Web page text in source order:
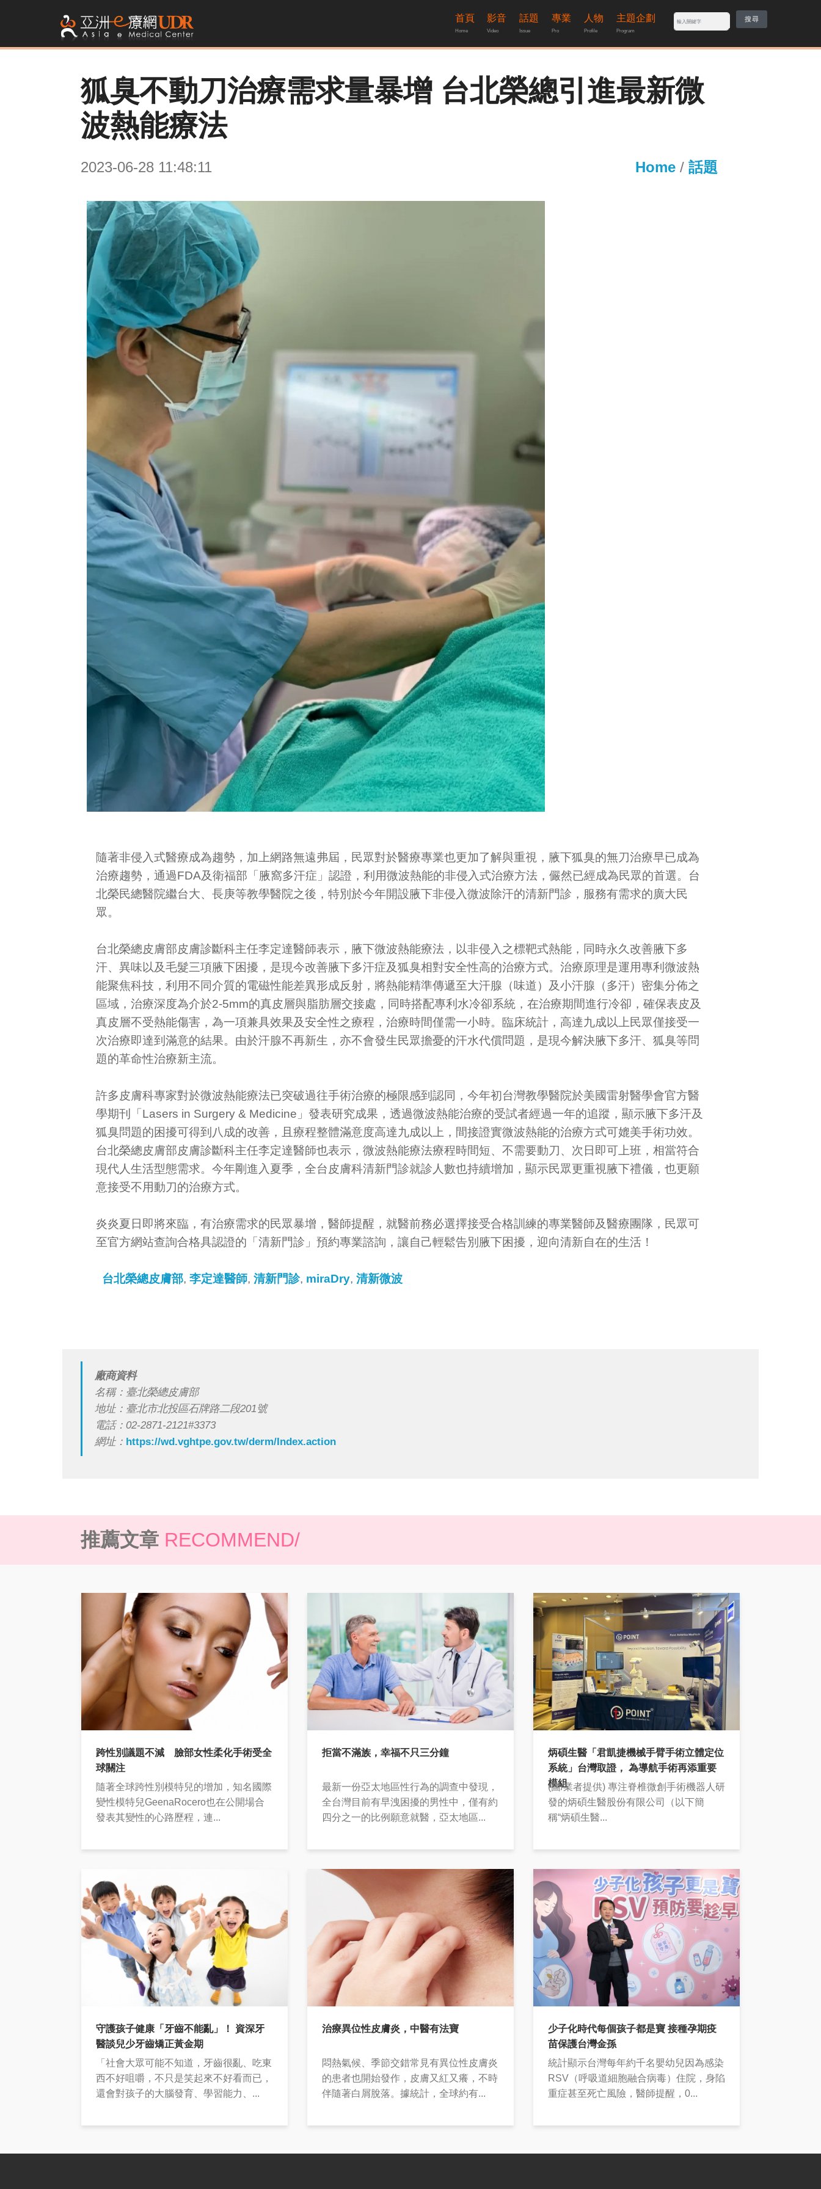
首頁
Home
影音
Video
話題
Issue
專業
Pro
人物
Profile
主題企劃
Program
搜尋
狐臭不動刀治療需求量暴增 台北榮總引進最新微
波熱能療法
2023-06-28 11:48:11 Home / 話題
隨著非侵入式醫療成為趨勢，加上網路無遠弗屆，民眾對於醫療專業也更加了解與重視，腋下狐臭的無刀治療早已成為
治療趨勢，通過FDA及衛福部「腋窩多汗症」認證，利用微波熱能的非侵入式治療方法，儼然已經成為民眾的首選。台
北榮民總醫院繼台大、長庚等教學醫院之後，特別於今年開設腋下非侵入微波除汗的清新門診，服務有需求的廣大民
眾。
台北榮總皮膚部皮膚診斷科主任李定達醫師表示，腋下微波熱能療法，以非侵入之標靶式熱能，同時永久改善腋下多
汗、異味以及毛髮三項腋下困擾，是現今改善腋下多汗症及狐臭相對安全性高的治療方式。治療原理是運用專利微波熱
能聚焦科技，利用不同介質的電磁性能差異形成反射，將熱能精準傳遞至大汗腺（味道）及小汗腺（多汗）密集分佈之
區域，治療深度為介於2-5mm的真皮層與脂肪層交接處，同時搭配專利水冷卻系統，在治療期間進行冷卻，確保表皮及
真皮層不受熱能傷害，為一項兼具效果及安全性之療程，治療時間僅需一小時。臨床統計，高達九成以上民眾僅接受一
次治療即達到滿意的結果。由於汗腺不再新生，亦不會發生民眾擔憂的汗水代償問題，是現今解決腋下多汗、狐臭等問
題的革命性治療新主流。
許多皮膚科專家對於微波熱能療法已突破過往手術治療的極限感到認同，今年初台灣教學醫院於美國雷射醫學會官方醫
學期刊「Lasers in Surgery & Medicine」發表研究成果，透過微波熱能治療的受試者經過一年的追蹤，顯示腋下多汗及
狐臭問題的困擾可得到八成的改善，且療程整體滿意度高達九成以上，間接證實微波熱能的治療方式可媲美手術功效。
台北榮總皮膚部皮膚診斷科主任李定達醫師也表示，微波熱能療法療程時間短、不需要動刀、次日即可上班，相當符合
現代人生活型態需求。今年剛進入夏季，全台皮膚科清新門診就診人數也持續增加，顯示民眾更重視腋下禮儀，也更願
意接受不用動刀的治療方式。
炎炎夏日即將來臨，有治療需求的民眾暴增，醫師提醒，就醫前務必選擇接受合格訓練的專業醫師及醫療團隊，民眾可
至官方網站查詢合格具認證的「清新門診」預約專業諮詢，讓自己輕鬆告別腋下困擾，迎向清新自在的生活！
台北榮總皮膚部, 李定達醫師, 清新門診, miraDry, 清新微波
廠商資料
名稱：臺北榮總皮膚部
地址：臺北市北投區石牌路二段201號
電話：02-2871-2121#3373
網址： https://wd.vghtpe.gov.tw/derm/Index.action
推薦文章 RECOMMEND/
跨性別議題不減 臉部女性柔化手術受全
球關注
隨著全球跨性別模特兒的增加，知名國際
變性模特兒GeenaRocero也在公開場合
發表其變性的心路歷程，連...
拒當不滿族，幸福不只三分鐘
最新一份亞太地區性行為的調查中發現，
全台灣目前有早洩困擾的男性中，僅有約
四分之一的比例願意就醫，亞太地區...
炳碩生醫「君凱捷機械手臂手術立體定位
系統」台灣取證， 為導航手術再添重要
模組
(圖/業者提供) 專注脊椎微創手術機器人研
發的炳碩生醫股份有限公司（以下簡
稱“炳碩生醫...
守護孩子健康「牙齒不能亂」！ 資深牙
醫談兒少牙齒矯正黃金期
「社會大眾可能不知道，牙齒很亂、吃東
西不好咀嚼，不只是笑起來不好看而已，
還會對孩子的大腦發育、學習能力、...
治療異位性皮膚炎，中醫有法寶
悶熱氣候、季節交錯常見有異位性皮膚炎
的患者也開始發作，皮膚又紅又癢，不時
伴隨著白屑脫落。據統計，全球約有...
少子化時代每個孩子都是寶 接種孕期疫
苗保護台灣金孫
統計顯示台灣每年約千名嬰幼兒因為感染
RSV（呼吸道細胞融合病毒）住院，身陷
重症甚至死亡風險，醫師提醒，0...